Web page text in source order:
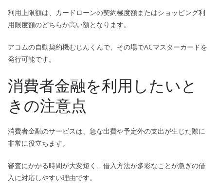
利用上限額は、カードローンの契約極度額またはショッピング利
用限度額のどちらか高い額となります。
アコムの自動契約機むじんくんで、その場でACマスターカードを
発行可能です。
消費者金融を利用したいと
きの注意点
消費者金融のサービスは、急な出費や予定外の支出が生じた際に
非常に役立ちます。
審査にかかる時間が大変短く、借入方法が多彩なことが急ぎの借
入に対応しやすい理由です。